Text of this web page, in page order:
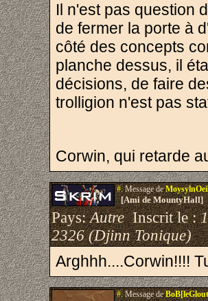
Il n'est pas question
de fermer la porte à
côté des concepts
planche dessus, il
décisions, de faire
trolligion n'est pas
Corwin, qui retarde
#.Message de
[Ami de MountyHall]
Pays:AutreInscrit le :
2326 (Djinn Tonique)
Arghhh....Corwin!!!!
#.Message de